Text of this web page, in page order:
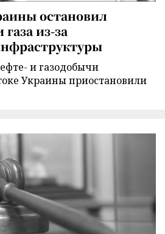
остановил
из-за
и газодобычи
Украины приостановили